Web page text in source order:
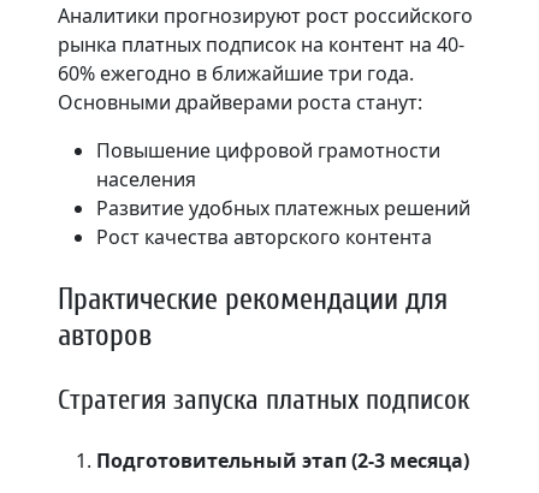
Аналитики прогнозируют рост российского
рынка платных подписок на контент на 40-
60% ежегодно в ближайшие три года.
Основными драйверами роста станут:
Повышение цифровой грамотности
населения
Развитие удобных платежных решений
Рост качества авторского контента
Практические рекомендации для
авторов
Стратегия запуска платных подписок
Подготовительный этап (2-3 месяца)